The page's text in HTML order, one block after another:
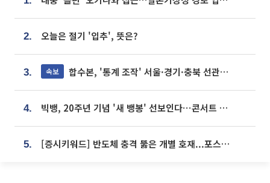
2. 오늘은 절기 '입추', 뜻은?
3. 속보 합수본, '통계 조작' 서울·경기·충북 선관위 등 추가 압수수색
4. 빅뱅, 20주년 기념 '새 뱅봉' 선보인다⋯콘서트 앞두고 팝업 개최
5. [증시키워드] 반도체 충격 뚫은 개별 호재...포스코퓨처엠·에코프로·한화솔루션 '눈길'